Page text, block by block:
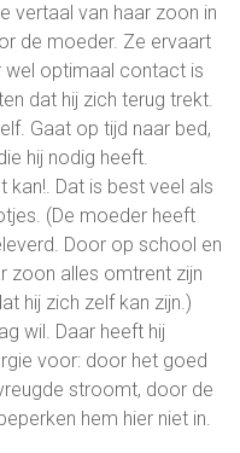
vertaal van haar zoon in
de moeder. Ze ervaart
wel optimaal contact is
dat hij zich terug trekt.
Gaat op tijd naar bed,
hij nodig heeft.
kan!. Dat is best veel als
(De moeder heeft
Door op school en
zoon alles omtrent zijn
hij zich zelf kan zijn.)
wil. Daar heeft hij
voor: door het goed
stroomt, door de
hem hier niet in.